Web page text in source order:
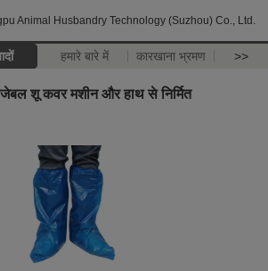
Animal Husbandry Technology (Suzhou) Co., Ltd.
हमारे बारे में कारखाना भ्रमण >>
शू कवर मशीन और हाथ से निर्मित